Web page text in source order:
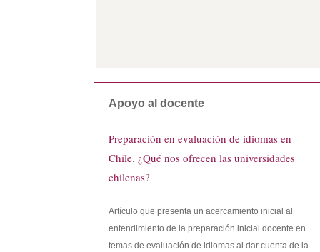
Apoyo al docente
Preparación en evaluación de idiomas en
Chile. ¿Qué nos ofrecen las universidades
chilenas?
Artículo que presenta un acercamiento inicial al
entendimiento de la preparación inicial docente en
temas de evaluación de idiomas al dar cuenta de la